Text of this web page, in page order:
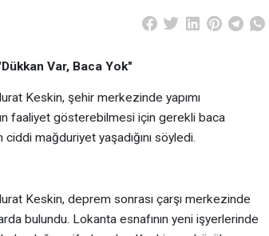
Var, Baca Yok"
Keskin, şehir merkezinde yapımı
faaliyet gösterebilmesi için gerekli baca
mağduriyet yaşadığını söyledi.
Keskin, deprem sonrası çarşı merkezinde
bulundu. Lokanta esnafının yeni işyerlerinde